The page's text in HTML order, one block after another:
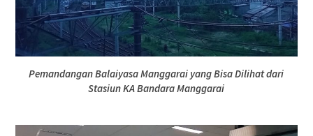
Pemandangan Balaiyasa Manggarai yang Bisa Dilihat dari
Stasiun KA Bandara Manggarai